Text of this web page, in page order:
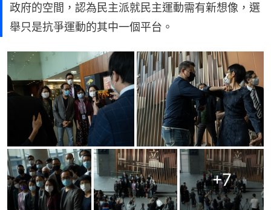
政府的空間，認為民主派就民主運動需有新想像，選
舉只是抗爭運動的其中一個平台。
+7